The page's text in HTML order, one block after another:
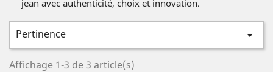
jean avec authenticité, choix et innovation.
Pertinence 
Affichage 1-3 de 3 article(s)